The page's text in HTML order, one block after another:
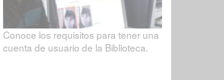
Conoce los requisitos para tener una
cuenta de usuario de la Biblioteca.